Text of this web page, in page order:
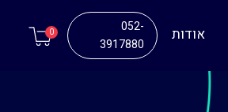
אודות
052-
3917880
0